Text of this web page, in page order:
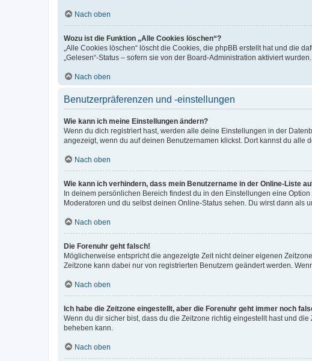
Nach oben
Wozu ist die Funktion „Alle Cookies löschen“?
„Alle Cookies löschen“ löscht die Cookies, die phpBB erstellt hat und die
„Gelesen“-Status – sofern sie von der Board-Administration aktiviert
Nach oben
Benutzerpräferenzen und -einstellungen
Wie kann ich meine Einstellungen ändern?
Wenn du dich registriert hast, werden alle deine Einstellungen in der
angezeigt, wenn du auf deinen Benutzernamen klickst. Dort kannst du alle
Nach oben
Wie kann ich verhindern, dass mein Benutzername in der Online-Liste
In deinem persönlichen Bereich findest du in den Einstellungen eine
Moderatoren und du selbst deinen Online-Status sehen. Du wirst dann als
Nach oben
Die Forenuhr geht falsch!
Möglicherweise entspricht die angezeigte Zeit nicht deiner eigenen
Zeitzone kann dabei nur von registrierten Benutzern geändert werden.
Nach oben
Ich habe die Zeitzone eingestellt, aber die Forenuhr geht immer noch
Wenn du dir sicher bist, dass du die Zeitzone richtig eingestellt hast und
beheben kann.
Nach oben